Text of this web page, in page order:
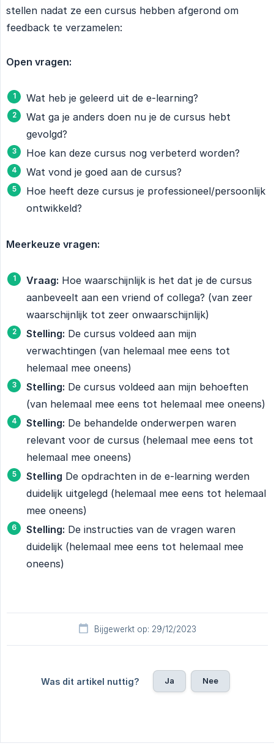
stellen nadat ze een cursus hebben afgerond om
feedback te verzamelen:
Open vragen:
Wat heb je geleerd uit de e-learning?
Wat ga je anders doen nu je de cursus hebt
gevolgd?
Hoe kan deze cursus nog verbeterd worden?
Wat vond je goed aan de cursus?
Hoe heeft deze cursus je professioneel/persoonlijk
ontwikkeld?
Meerkeuze vragen:
Vraag: Hoe waarschijnlijk is het dat je de cursus
aanbeveelt aan een vriend of collega? (van zeer
waarschijnlijk tot zeer onwaarschijnlijk)
Stelling: De cursus voldeed aan mijn
verwachtingen (van helemaal mee eens tot
helemaal mee oneens)
Stelling: De cursus voldeed aan mijn behoeften
(van helemaal mee eens tot helemaal mee oneens)
Stelling: De behandelde onderwerpen waren
relevant voor de cursus (helemaal mee eens tot
helemaal mee oneens)
Stelling De opdrachten in de e-learning werden
duidelijk uitgelegd (helemaal mee eens tot helemaal
mee oneens)
Stelling: De instructies van de vragen waren
duidelijk (helemaal mee eens tot helemaal mee
oneens)
Bijgewerkt op: 29/12/2023
Was dit artikel nuttig? Ja Nee